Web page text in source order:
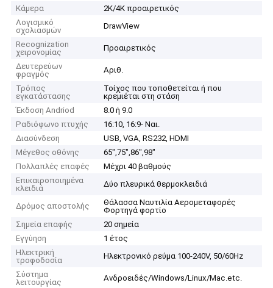
Κάμερα
2K/4K προαιρετικός
Λογισμικό
σχολιασμών
DrawView
Recognization
χειρονομίας
Προαιρετικός
Δευτερεύων
φραγμός
Αριθ.
Τρόπος
εγκατάστασης
Τοίχος που τοποθετείται ή που
κρεμιέται στη στάση
Έκδοση Andriod
8.0 ή 9.0
Ραδιόφωνο πτυχής
16:10, 16:9- Ναι.
Διασύνδεση
USB, VGA, RS232, HDMI
Μέγεθος οθόνης
65",75",86",98"
Πολλαπλές επαφές
Μέχρι 40 βαθμούς
Επικαιροποιημένα
κλειδιά
Δύο πλευρικά θερμοκλειδιά
Δρόμος αποστολής
Θάλασσα Ναυτιλία Αερομεταφορές
Φορτηγά φορτίο
Σημεία επαφής
20 σημεία
Εγγύηση
1 έτος
Ηλεκτρική
τροφοδοσία
Ηλεκτρονικό ρεύμα 100-240V, 50/60Hz
Σύστημα
λειτουργίας
Ανδροειδές/Windows/Linux/Mac.etc.